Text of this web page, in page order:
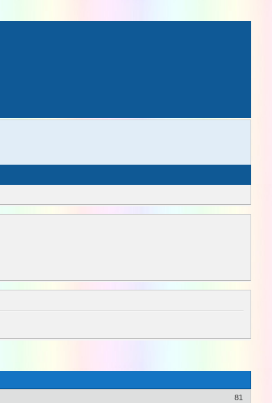
81